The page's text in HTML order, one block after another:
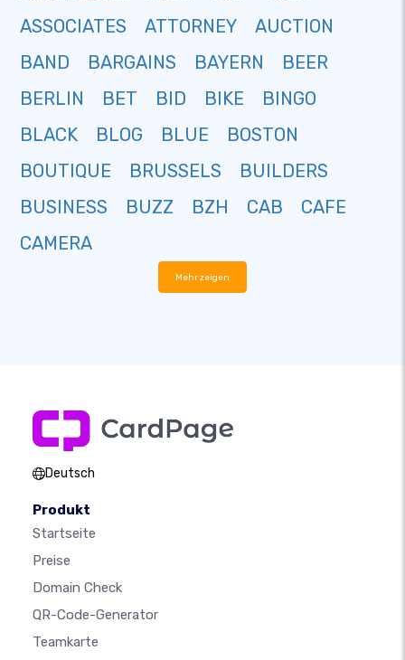
ASSOCIATES
ATTORNEY
AUCTION
BAND
BARGAINS BAYERN
BEER
BERLIN
BET BID BIKE
BINGO
BLACK
BLOG BLUE
BOSTON
BOUTIQUE
BRUSSELS
BUILDERS
BUSINESS
BUZZ BZH CAB
CAFE
CAMERA
Mehr zeigen
Deutsch
Produkt
Startseite
Preise
Domain Check
QR-Code-Generator
Teamkarte